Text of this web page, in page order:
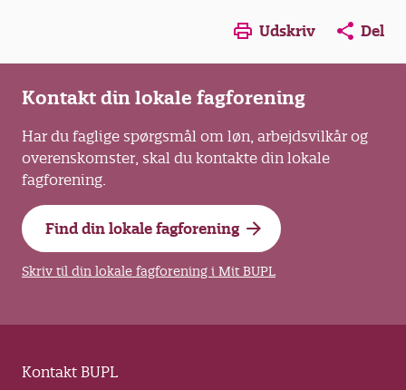
Opens in a new window
Opens in a new
Opens in
Udskriv Del
Kontakt din lokale fagforening
Har du faglige spørgsmål om løn, arbejdsvilkår og
overenskomster, skal du kontakte din lokale
fagforening.
Find din lokale fagforening
Skriv til din lokale fagforening i Mit BUPL
Kontakt BUPL